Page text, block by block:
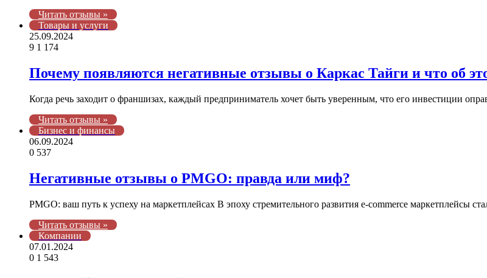
Читать отзывы »
Товары и услуги
25.09.2024
9 1 174
Почему появляются негативные отзывы о Каркас Тайги и что об
Когда речь заходит о франшизах, каждый предприниматель хочет быть уверенным, что его инвестиции
Читать отзывы »
Бизнес и финансы
06.09.2024
0 537
Негативные отзывы о PMGO: правда или миф?
PMGO: ваш путь к успеху на маркетплейсах В эпоху стремительного развития e-commerce маркетплейсы
Читать отзывы »
Компании
07.01.2024
0 1 543